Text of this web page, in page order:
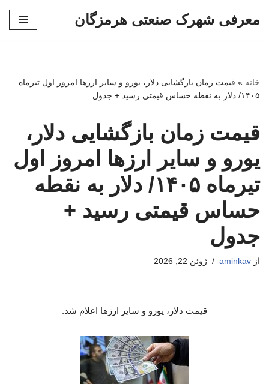
معرفی شهرک صنعتی هرمزگان
خانه » قیمت زمان بازگشایی دلار، یورو و سایر ارزها امروز اول تیرماه
۱۴۰۵/ دلار به نقطه حساس قیمتی رسید + جدول
قیمت زمان بازگشایی دلار،
یورو و سایر ارزها امروز اول
تیرماه ۱۴۰۵/ دلار به نقطه
حساس قیمتی رسید +
جدول
از aminkav ژوئن 22, 2026
قیمت دلار، یورو و سایر ارزها اعلام شد.